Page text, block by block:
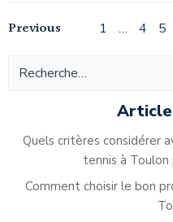
Navigation
des
articles
Previous
des
Page
1 … Page
4 5
Quels critères considérer
tennis à Toulon
Comment choisir le bon